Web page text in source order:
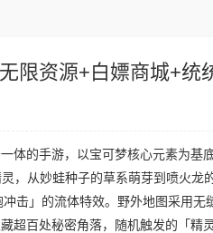
限资源+白嫖商城+统
体的手游，以宝可梦核心元素为基
，从妙蛙种子的草系萌芽到喷火龙
击」的流体特效。野外地图采用无
百处秘密角落，随机触发的「精